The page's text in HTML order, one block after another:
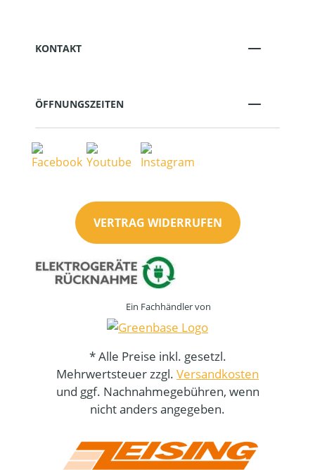
KONTAKT
ÖFFNUNGSZEITEN
VERTRAG WIDERRUFEN
Ein Fachhändler von
* Alle Preise inkl. gesetzl.
Mehrwertsteuer zzgl. Versandkosten
und ggf. Nachnahmegebühren, wenn
nicht anders angegeben.